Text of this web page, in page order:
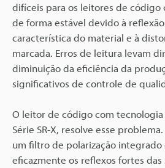
difíceis para os leitores de código
de forma estável devido à
característica do material e à
marcada. Erros de leitura levam
diminuição da eficiência da
significativos de controle de
O leitor de código com tecnologia
Série SR-X, resolve esse
um filtro de polarização integrado
eficazmente os reflexos fortes